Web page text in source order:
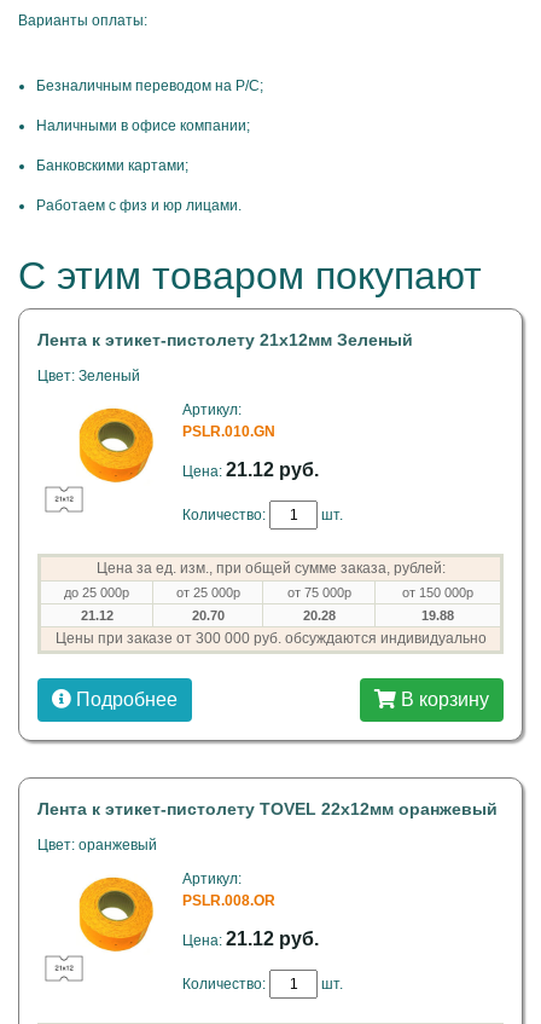
Варианты оплаты:
Безналичным переводом на Р/С;
Наличными в офисе компании;
Банковскими картами;
Работаем с физ и юр лицами.
С этим товаром покупают
Лента к этикет-пистолету 21х12мм Зеленый
Цвет: Зеленый
Артикул:
PSLR.010.GN
Цена: 21.12 руб.
Количество: шт.
Цена за ед. изм., при общей сумме заказа, рублей:
до 25 000р от 25 000р от 75 000р
от 150 000р
21.12
20.70 20.28 19.88
Цены при заказе от 300 000 руб. обсуждаются индивидуально
Подробнее В корзину
Лента к этикет-пистолету TOVEL 22х12мм оранжевый
Цвет: оранжевый
Артикул:
PSLR.008.OR
Цена: 21.12 руб.
Количество: шт.